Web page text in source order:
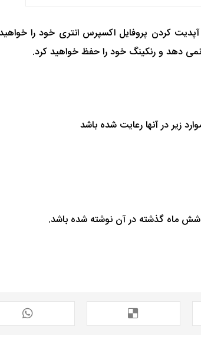
شما مبلغی کمتر از مقادیر فوق را شامل می شود، تا تاریخ 15 جولای فرصت آپدیت کردن
نمی دهد و رنکینگ خود را حفظ خواهید کرد.
زیر در آنها رعایت شده باشد
شش ماه گذشته در آن نوشته شده باشد.